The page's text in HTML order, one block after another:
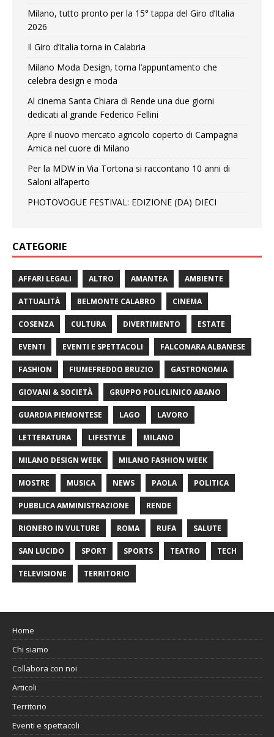
Milano, tutto pronto per la 15° tappa del Giro d’Italia
2026
Il Giro d’Italia torna in Calabria
Milano Moda Design, torna l’appuntamento che
celebra design e moda
Al cinema Santa Chiara di Rende una due giorni
dedicati al grande Federico Fellini
Apre il nuovo mercato agricolo coperto di Campagna
Amica nel cuore di Milano
Per la MDW in Via Tortona si raccontano 10 anni di
Saloni all’aperto
PHOTOVOGUE FESTIVAL: EDIZIONE (DA) DIECI
CATEGORIE
AFFARI LEGALI ALTRO AMANTEA AMBIENTE
ATTUALITÀ BELMONTE CALABRO CINEMA
COSENZA CULTURA DIVERTIMENTO ESTATE
EVENTI EVENTI E SPETTACOLI FALCONARA ALBANESE
FASHION FIUMEFREDDO BRUZIO GASTRONOMIA
GIOVANI & SOCIETÀ GRUPPO POLICLINICO ABANO
GUARDIA PIEMONTESE LAGO LAVORO
LETTERATURA LIFESTYLE MILANO
MILANO DESIGN WEEK MILANO FASHION WEEK
MOSTRE MUSICA NEWS PAOLA POLITICA
PUBBLICA AMMINISTRAZIONE RENDE
RIONERO IN VULTURE ROMA RUFA SALUTE
SAN LUCIDO SPORT SPORTS TEATRO TECH
TELEVISIONE TERRITORIO
Home
Chi siamo
Collabora con noi
Articoli
Territorio
Eventi e spettacoli